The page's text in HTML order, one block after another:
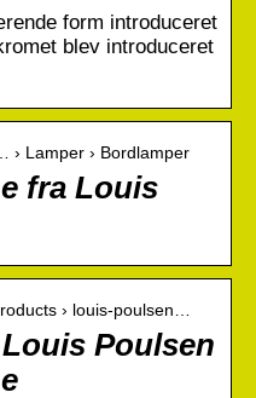
form introduceret
blev introduceret
› Lamper › Bordlamper
fra Louis
› louis-poulsen…
Poulsen